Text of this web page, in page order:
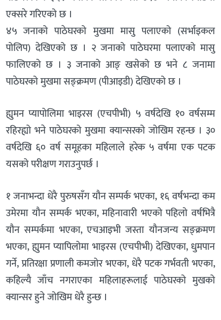
एक्सरे गरिएको छ ।
४५ जनाको पाठेघरको मुखमा मासु पलाएको (सर्भाइकल
पोलिप) देखिएको छ । २ जनाको पाठेघरमा पलाएको मासु
फालिएको छ । ३ जनाको आङ् खसेको छ भने ८ जनामा
पाठेघरको मुखमा सङ्क्रमण (पीआइडी) देखिएको छ ।
ह्युमन प्यापोलिमा भाइरस (एचपीभी) ५ वर्षदेखि १० वर्षसम्म
रहिरह्यो भने पाठेघरको मुखमा क्यान्सरको जोखिम रहन्छ । ३०
वर्षदेखि ६० वर्ष समूहका महिलाले हरेक ५ वर्षमा एक पटक
यसको परीक्षण गराउनुपर्छ ।
१ जनाभन्दा धेरै पुरुषसँग यौन सम्पर्क भएका, १६ वर्षभन्दा कम
उमेरमा यौन सम्पर्क भएका, महिनावारी भएको पहिलो वर्षभित्रै
यौन सम्पर्कमा भएका, एचआइभी जस्ता यौनजन्य सङ्क्रमण
भएका, ह्युमन प्यापिलोमा भाइरस (एचपीभी) देखिएका, धुमपान
गर्ने, प्रतिरक्षा प्रणाली कमजोर भएका, धेरै पटक गर्भवती भएका,
कहिल्यै जाँच नगराएका महिलाहरूलाई पाठेघरको मुखको
क्यान्सर हुने जोखिम धेरै हुन्छ ।